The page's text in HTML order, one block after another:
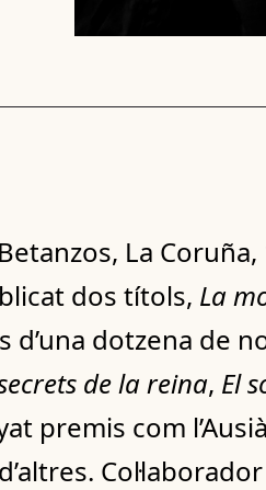
La
dos títols, La
d’una dotzena de
de la reina, El
premis com